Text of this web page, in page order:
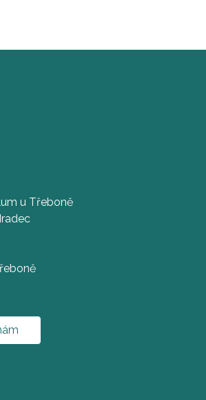
u Třeboně